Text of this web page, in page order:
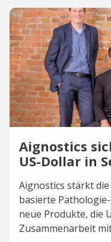
Aignostics
US-Dollar in
Aignostics stärkt
basierte
neue Produkte, die
Zusammenarbeit